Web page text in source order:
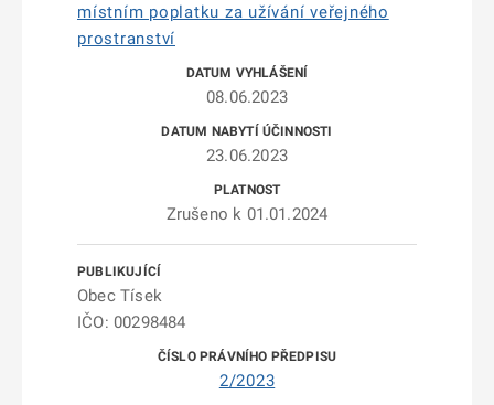
místním poplatku za užívání veřejného
prostranství
08.06.2023
23.06.2023
Zrušeno k 01.01.2024
Obec Tísek
IČO: 00298484
2/2023